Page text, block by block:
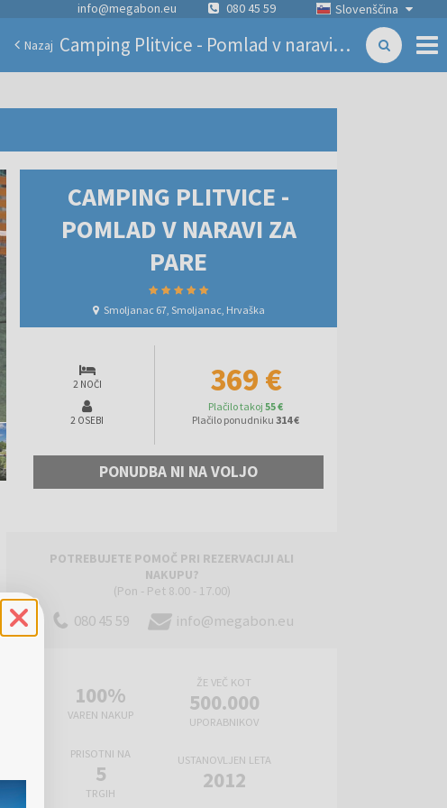
Slovenščina
info@megabon.eu 080 45 59
Nazaj Camping Plitvice - Pomlad v naravi za pare
CAMPING PLITVICE -
POMLAD V NARAVI ZA
PARE
Smoljanac 67, Smoljanac, Hrvaška
2 NOČI
2 OSEBI
369 €
Plačilo takoj 55 €
Plačilo ponudniku 314 €
PONUDBA NI NA VOLJO
POTREBUJETE POMOČ PRI REZERVACIJI ALI
NAKUPU?
(Pon - Pet 8.00 - 17.00)
080 45 59 info@megabon.eu
100%
VAREN NAKUP
ŽE VEČ KOT
500.000
UPORABNIKOV
PRISOTNI NA
5
TRGIH
USTANOVLJEN LETA
2012